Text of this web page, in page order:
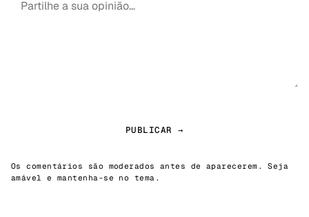
PUBLICAR →
Os comentários são moderados antes de aparecerem. Seja
amável e mantenha-se no tema.